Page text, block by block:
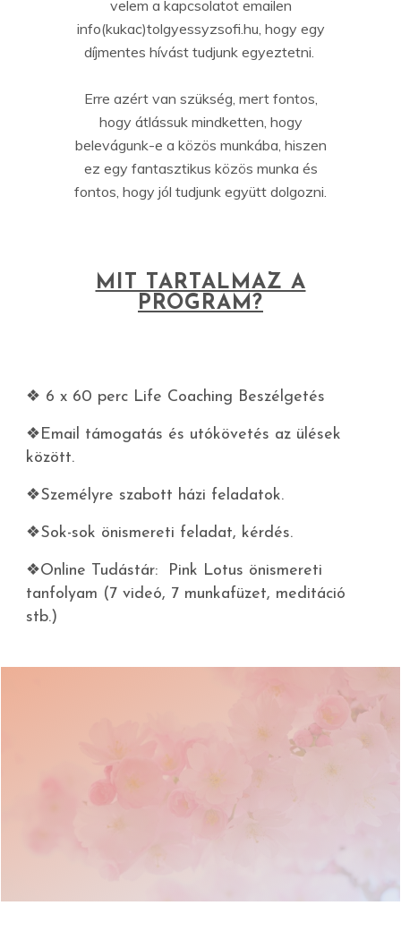
velem a kapcsolatot emailen
info(kukac)tolgyessyzsofi.hu, hogy egy
díjmentes hívást tudjunk egyeztetni.
Erre azért van szükség, mert fontos,
hogy átlássuk mindketten, hogy
belevágunk-e a közös munkába, hiszen
ez egy fantasztikus közös munka és
fontos, hogy jól tudjunk együtt dolgozni.
MIT TARTALMAZ A
PROGRAM?
❖ 6 x 60 perc Life Coaching Beszélgetés
❖Email támogatás és utókövetés az ülések
között.
❖Személyre szabott házi feladatok.
❖Sok-sok önismereti feladat, kérdés.
❖Online Tudástár: Pink Lotus önismereti
tanfolyam (7 videó, 7 munkafüzet, meditáció
stb.)